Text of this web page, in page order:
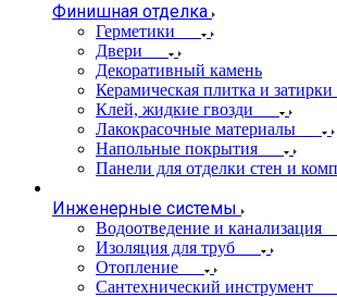
Финишная отделка
Герметики
Двери
Декоративный камень
Керамическая плитка и затирки
Клей, жидкие гвозди
Лакокрасочные материалы
Напольные покрытия
Панели для отделки стен и
Инженерные системы
Водоотведение и канализация
Изоляция для труб
Отопление
Сантехнический инструмент